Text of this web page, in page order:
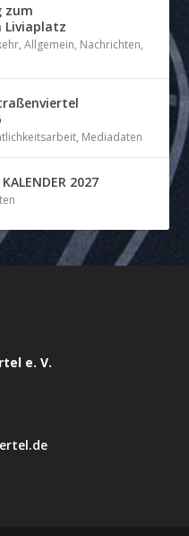
zum
Liviaplatz
,Allgemein, Nachrichten,
, Mediadaten
2027
e. V.